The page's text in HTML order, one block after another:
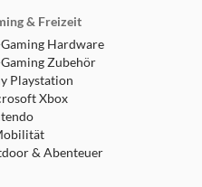
& Freizeit
Hardware
Zubehör
Playstation
Xbox
& Abenteuer